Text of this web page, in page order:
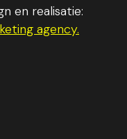
en realisatie:
agency.